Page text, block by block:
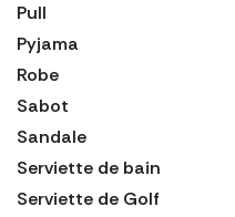
Pull
Pyjama
Robe
Sabot
Sandale
Serviette de bain
Serviette de Golf